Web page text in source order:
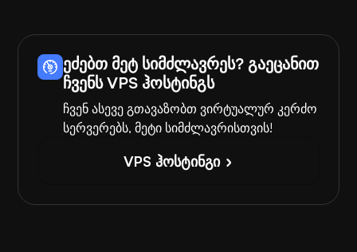
ეძებთ მეტ სიმძლავრეს? გაეცანით
ჩვენს VPS ჰოსტინგს
ჩვენ ასევე გთავაზობთ ვირტუალურ კერძო
სერვერებს, მეტი სიმძლავრისთვის!
VPS ჰოსტინგი